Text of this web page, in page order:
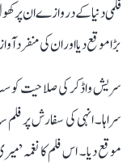
فلمی دنیا کے دروازے ان پر
بڑا موقع دیا اور ان کی
سریش واڈکر کی صلاحیت کو
سراہا۔ انہی کی سفارش پر
موقع دیا۔ اس فلم کا نغمہ